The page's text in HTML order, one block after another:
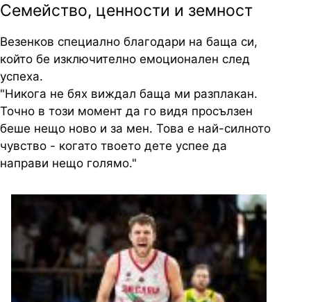
Семейство, ценности и земност
Везенков специално благодари на баща си,
който бе изключително емоционален след
успеха.
"Никога не бях виждал баща ми разплакан.
Точно в този момент да го видя просълзен
беше нещо ново и за мен. Това е най-силното
чувство - когато твоето дете успее да
направи нещо голямо."